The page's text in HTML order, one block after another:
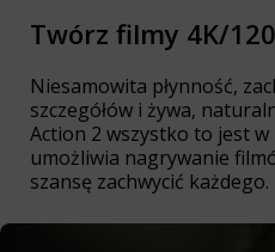
Twórz filmy 4K/
Niesamowita płynność,
szczegółów i żywa,
Action 2 wszystko to jest
umożliwia nagrywanie
szansę zachwycić każdego.